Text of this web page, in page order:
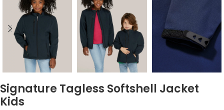
Signature Tagless Softshell Jacket
Kids